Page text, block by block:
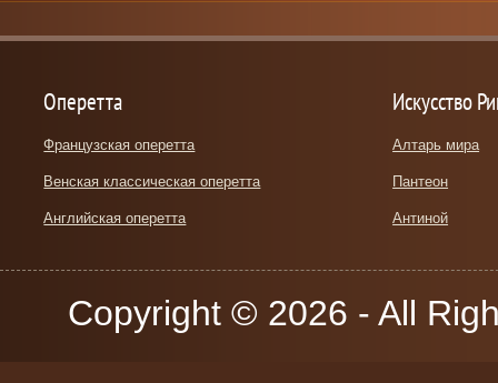
Оперетта
Французская оперетта
Венская классическая оперетта
Английская оперетта
Искусство
Алтарь мира
Пантеон
Антиной
Copyright © 2026 - All